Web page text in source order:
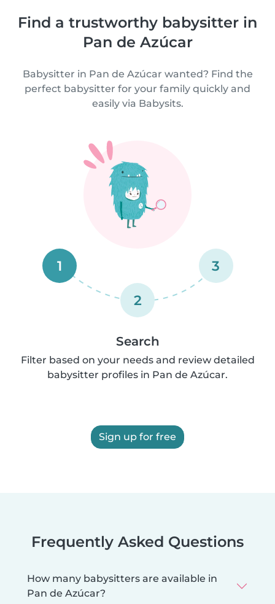
Find a trustworthy babysitter in
Pan de Azúcar
Babysitter in Pan de Azúcar wanted? Find the
perfect babysitter for your family quickly and
easily via Babysits.
1
2
3
Search
Filter based on your needs and review detailed
babysitter profiles in Pan de Azúcar.
Sign up for free
Frequently Asked Questions
How many babysitters are available in
Pan de Azúcar?